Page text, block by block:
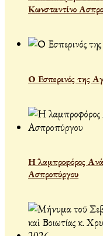
Κωνσταντίνο
Ο Εσπερινός της
Η λαμπροφόρος
Ασπροπύργου